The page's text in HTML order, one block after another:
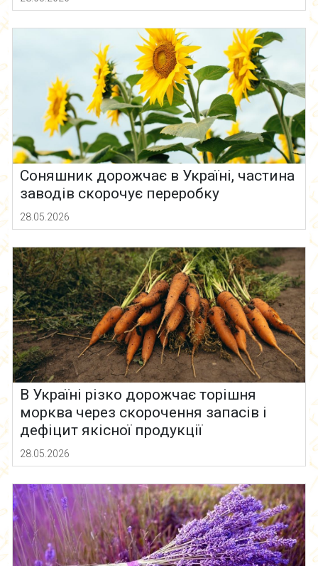
Соняшник дорожчає в Україні, частина
заводів скорочує переробку
28.05.2026
В Україні різко дорожчає торішня
морква через скорочення запасів і
дефіцит якісної продукції
28.05.2026